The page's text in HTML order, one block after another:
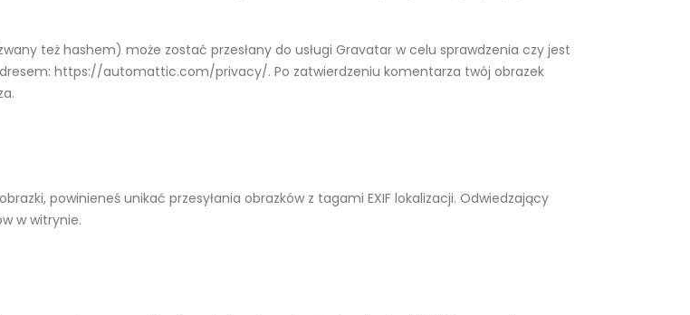
też hashem) może zostać przesłany do usługi Gravatar w celu sprawdzenia czy jest
https://automattic.com/privacy/. Po zatwierdzeniu komentarza twój obrazek
powinieneś unikać przesyłania obrazków z tagami EXIF lokalizacji. Odwiedzający
w witrynie.